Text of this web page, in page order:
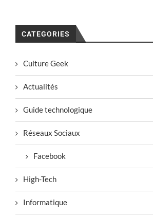
CATEGORIES
Culture Geek
Actualités
Guide technologique
Réseaux Sociaux
Facebook
High-Tech
Informatique